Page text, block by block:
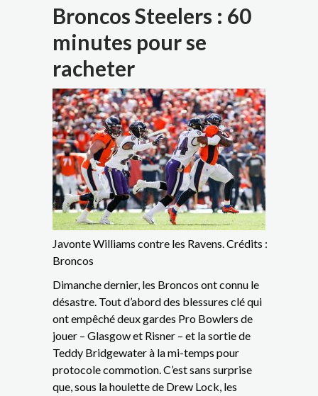
Broncos Steelers : 60
minutes pour se
racheter
Javonte Williams contre les Ravens. Crédits :
Broncos
Dimanche dernier, les Broncos ont connu le
désastre. Tout d’abord des blessures clé qui
ont empêché deux gardes Pro Bowlers de
jouer – Glasgow et Risner – et la sortie de
Teddy Bridgewater à la mi-temps pour
protocole commotion. C’est sans surprise
que, sous la houlette de Drew Lock, les